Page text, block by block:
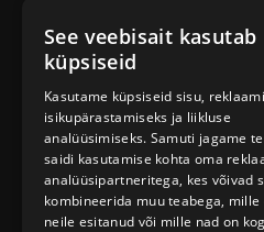
Tellimine
+372 50 11 345
Tellimuste
E-R 8.00-16.00
See veebisait kasutab
küpsiseid
Kasutame küpsiseid sisu,
isikupärastamiseks ja liikluse
analüüsimiseks. Samuti jagame
saidi kasutamise kohta oma
analüüsipartneritega, kes võivad
kombineerida muu teabega, mille
neile esitanud või mille nad on